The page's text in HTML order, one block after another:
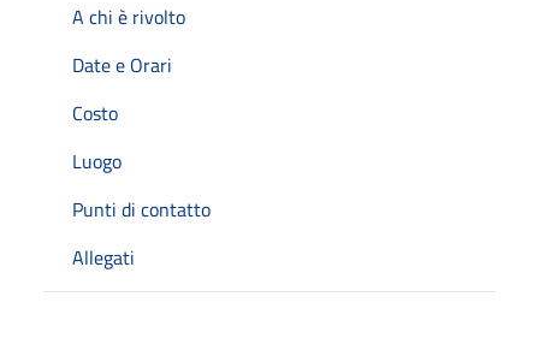
A chi è rivolto
Date e Orari
Costo
Luogo
Punti di contatto
Allegati